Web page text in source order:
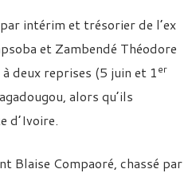
intérim et trésorier de l’ex
et Zambendé Théodore
deux reprises (5 juin et 1er
alors qu’ils
d’Ivoire.
Blaise Compaoré, chassé par